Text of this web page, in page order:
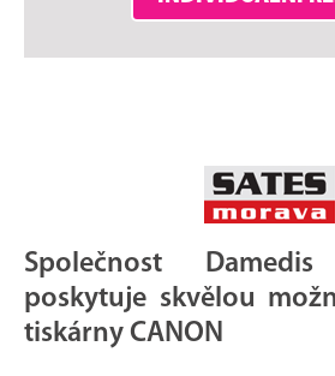
Společnost
poskytuje skvělou
tiskárny CANON